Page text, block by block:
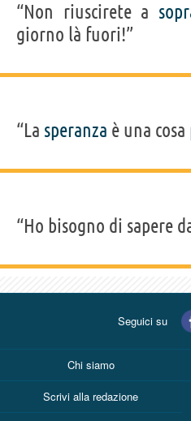
“Non riuscirete a
giorno là fuori!”
“La speranza è una cosa
“Ho bisogno di sapere
Seguici su
Chi siamo
Scrivi alla redazione